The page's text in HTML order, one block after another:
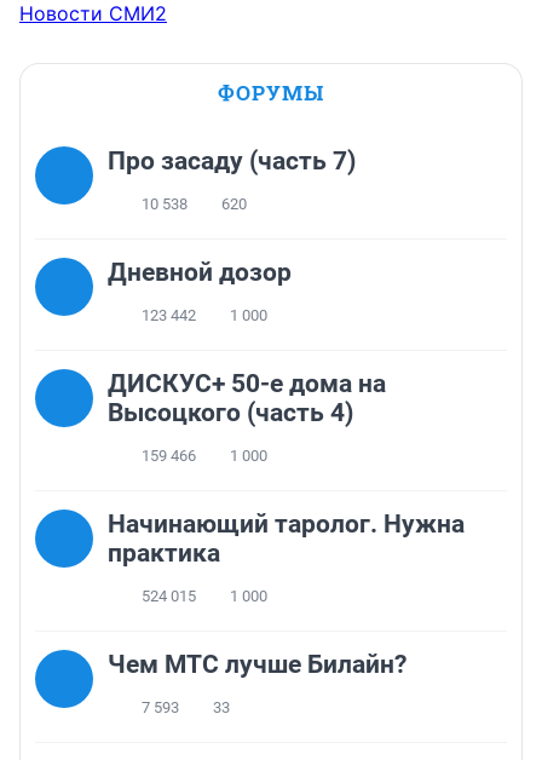
Новости СМИ2
ФОРУМЫ
Про засаду (часть 7)
10 538 620
Дневной дозор
123 442 1 000
ДИСКУС+ 50-е дома на
Высоцкого (часть 4)
159 466 1 000
Начинающий таролог. Нужна
практика
524 015 1 000
Чем МТС лучше Билайн?
7 593 33